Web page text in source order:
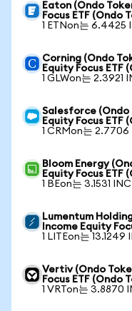
Eaton (Ondo
Focus ETF (Ondo
1 ETNon는 6.4425
Corning (Ondo
Equity Focus ETF
1 GLWon는 2.3921
Salesforce (Ondo
Equity Focus ETF
1 CRMon는 2.7706
Bloom Energy
Equity Focus ETF
1 BEon는 3.1531
Lumentum
Income Equity
1 LITEon는 13.1249
Vertiv (Ondo
Focus ETF (Ondo
1 VRTon는 3.8870